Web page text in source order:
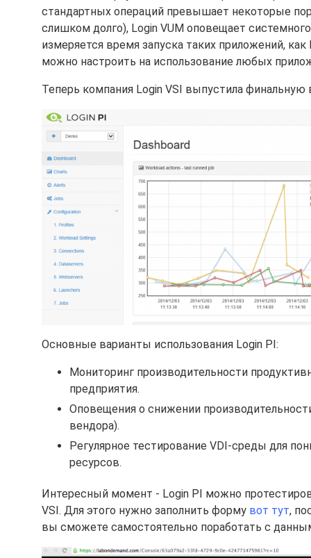
стандартных операций превышает некоторые
слишком долго), Login VUM оповещает
измеряется время запуска таких приложений,
можно настроить на использование любых
Теперь компания Login VSI выпустила
Основные варианты использования Login PI:
Мониторинг производительности
предприятия.
Оповещения о снижении
вендора).
Регулярное тестирование VDI-среды для
ресурсов.
Интересный момент - Login PI можно
VSI. Для этого нужно заполнить форму вот тут,
вы сможете самостоятельно поработать с